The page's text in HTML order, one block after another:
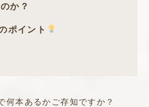
か？
ポイント
何本あるかご存知ですか？